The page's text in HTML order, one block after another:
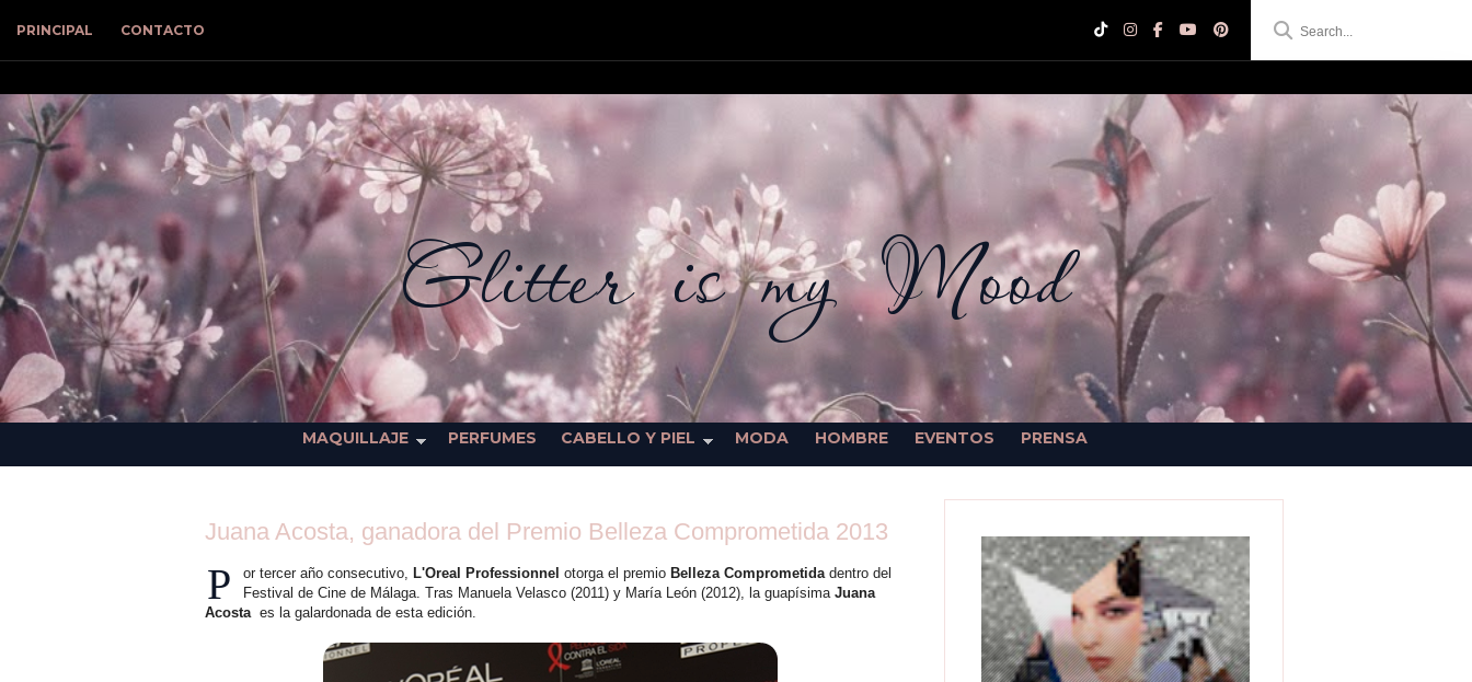
PRINCIPAL CONTACTO
Glitter is my Mood
MAQUILLAJE PERFUMES CABELLO Y PIEL MODA HOMBRE EVENTOS
PRENSA
Juana Acosta, ganadora del Premio Belleza Comprometida 2013
P or tercer año consecutivo, L'Oreal Professionnel otorga el premio Belleza Comprometida dentro del
Festival de Cine de Málaga. Tras Manuela Velasco (2011) y María León (2012), la guapísima Juana
Acosta es la galardonada de esta edición.